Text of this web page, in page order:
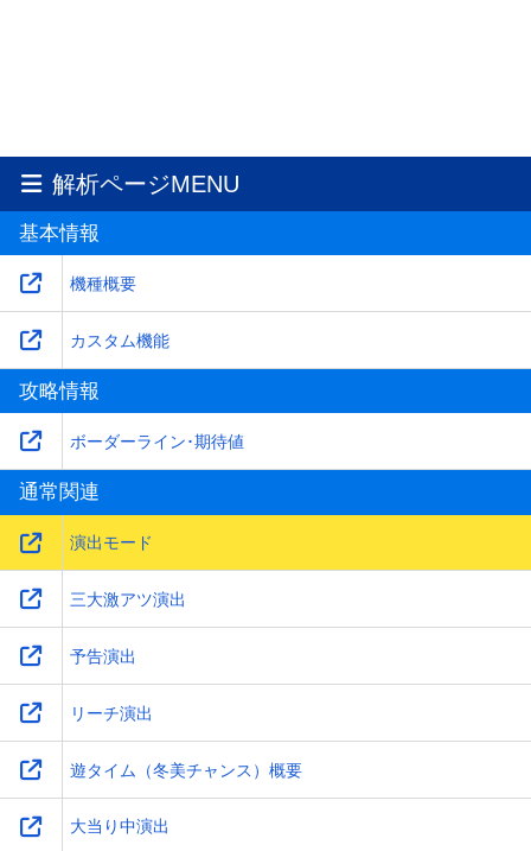
解析ページMENU
基本情報
機種概要
カスタム機能
攻略情報
ボーダーライン･期待値
通常関連
演出モード
三大激アツ演出
予告演出
リーチ演出
遊タイム（冬美チャンス）概要
大当り中演出